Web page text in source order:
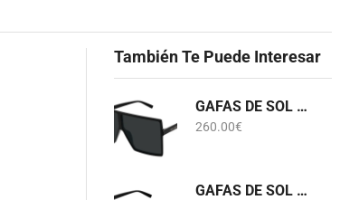
También Te Puede Interesar
GAFAS DE SOL SL 909 BETTY S 001 SAINT LAURENT
260.00€
GAFAS DE SOL SL 908 002 SAINT LAURENT